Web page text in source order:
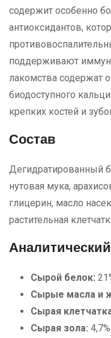
содержит особенно
антиоксидантов,
поддерживают
лакомства содержат
биодоступного
крепких костей и
Состав
Дегидратированный
нутовая мука,
глицерин, масло
растительная
Сырой белок:
Сырые масла и
Сырая
Сырая зола: 4,7%